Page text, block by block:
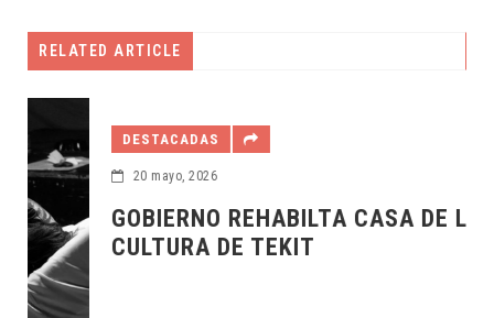
RELATED ARTICLE
DESTACADAS
20 mayo, 2026
GOBIERNO REHABILTA CASA DE LA
CULTURA DE TEKIT